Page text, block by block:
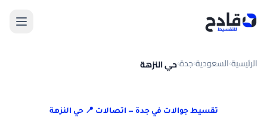
الرئيسية›السعودية›جدة›حي النزهة
تقسيط جوالات فيجدة — اتصالات 📍حي النزهة